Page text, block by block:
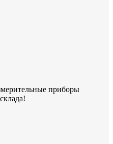
приборы